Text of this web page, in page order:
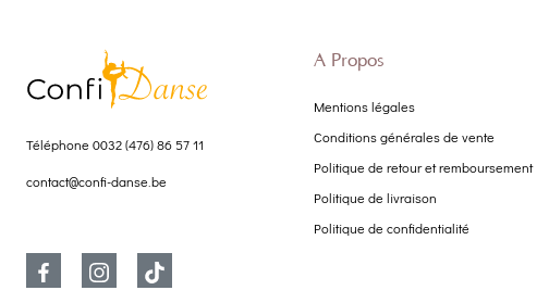
Téléphone 0032 (476) 86 57 11
contact@confi-danse.be
À Propos
Mentions légales
Conditions générales de vente
Politique de retour et remboursement
Politique de livraison
Politique de confidentialité